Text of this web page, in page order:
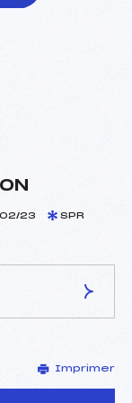
23 SPR
–
–
Imprimer